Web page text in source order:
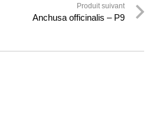
Produit suivant
Anchusa officinalis – P9